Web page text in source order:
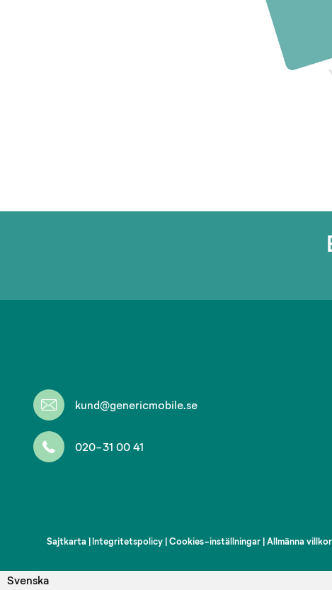
kund@genericmobile.se
020-31 00 41
Sajtkarta|Integritetspolicy|Cookies-inställningar|Allmänna villkor
Svenska